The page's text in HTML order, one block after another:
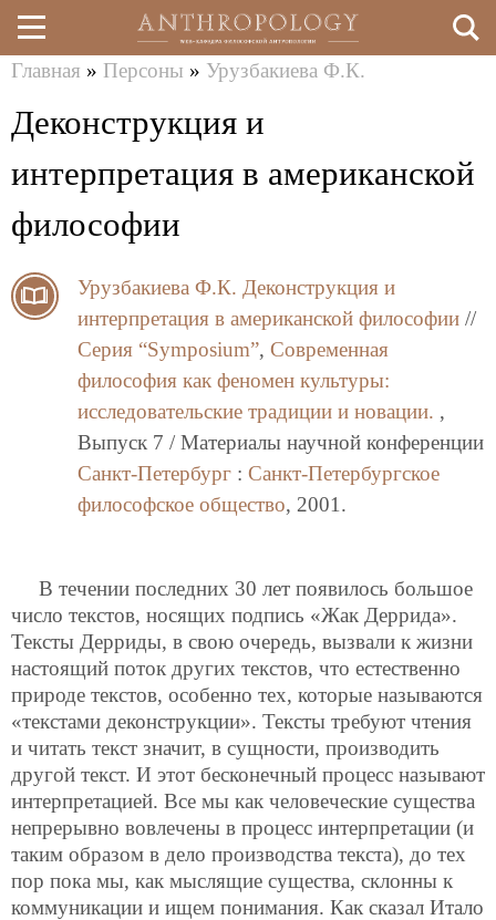
Перейти
к
здесь
Главная » Персоны » Урузбакиева Ф.К.
Деконструкция и
интерпретация в американской
философии
Урузбакиева Ф.К. Деконструкция и
интерпретация в американской философии //
Серия “Symposium”, Современная
философия как феномен культуры:
исследовательские традиции и новации. ,
Выпуск 7 / Материалы научной конференции
Санкт-Петербург : Санкт-Петербургское
философское общество, 2001.
В течении последних 30 лет появилось большое
число текстов, носящих подпись «Жак Деррида».
Тексты Дерриды, в свою очередь, вызвали к жизни
настоящий поток других текстов, что естественно
природе текстов, особенно тех, которые называются
«текстами деконструкции». Тексты требуют чтения
и читать текст значит, в сущности, производить
другой текст. И этот бесконечный процесс называют
интерпретацией. Все мы как человеческие существа
непрерывно вовлечены в процесс интерпретации (и
таким образом в дело производства текста), до тех
пор пока мы, как мыслящие существа, склонны к
коммуникации и ищем понимания. Как сказал Итало